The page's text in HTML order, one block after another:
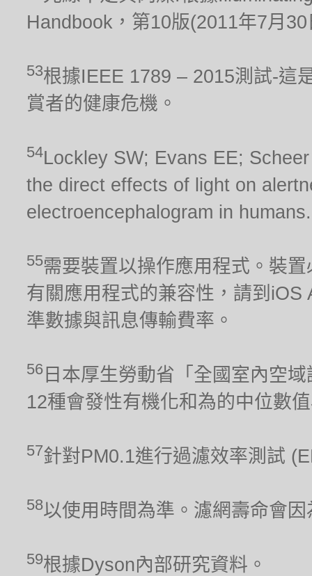
Handbook，第10版(2011年7月30
53根據IEEE 1789 – 2015測試-這
賞者的健康危機。
54Lockley SW; Evans EE;
the direct effects of light on
electroencephalogram in
55需要裝置以操作應用程式。裝
有關應用程式的兼容性，請到
準數據與訊息傳輸費率。
56 日本厚生勞動省「全國室內空
12種會發性有機化和為的中位數
57針對PM0.1進行過濾效率測試
58以使用時間為準。濾網壽命會
59根據Dyson內部研究資料。